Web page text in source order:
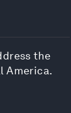
the
America.